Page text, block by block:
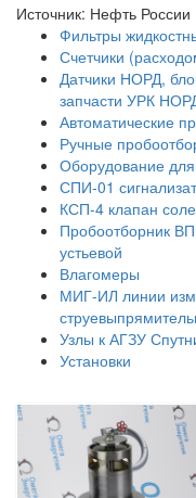
Источник: Нефть России
Фильтры
Счетчики
Датчики НОРД,
запчасти УРК
Автоматические
Ручные
Оборудование
СПИ-01
КСП-4 клапан
Пробоотборник
устьевой
Влагомеры
МИГ-ИЛ линии
Узлы к АГЗУ
Установки